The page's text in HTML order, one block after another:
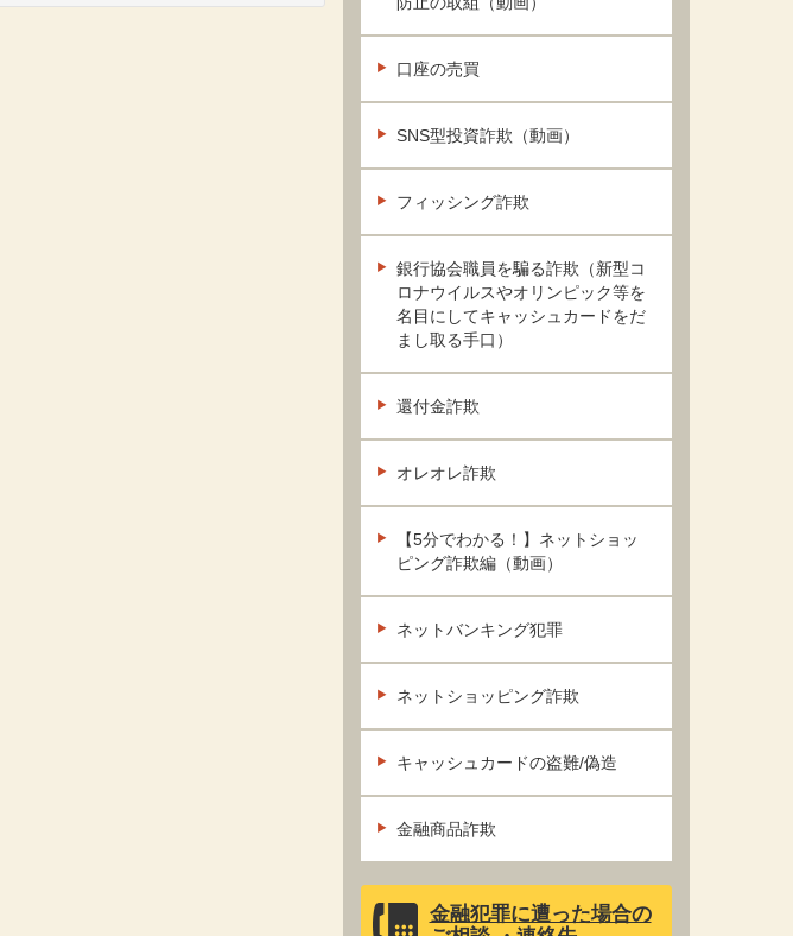
口座の売買
SNS型投資詐欺（動画）
フィッシング詐欺
銀行協会職員を騙る詐欺（新型コ
ロナウイルスやオリンピック等を
名目にしてキャッシュカードをだ
まし取る手口）
還付金詐欺
オレオレ詐欺
【5分でわかる！】ネットショッ
ピング詐欺編（動画）
ネットバンキング犯罪
ネットショッピング詐欺
キャッシュカードの盗難/偽造
金融商品詐欺
金融犯罪に遭った場合の